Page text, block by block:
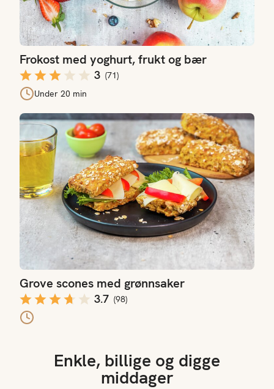
Frokost med yoghurt, frukt og bær
3 (71)
Under 20 min
Grove scones med grønnsaker
3.7 (98)
Grove scones med grønnsaker
Enkle, billige og digge
middager